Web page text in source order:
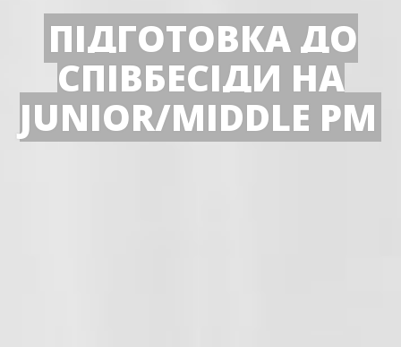
ПІДГОТОВКА ДО
СПІВБЕСІДИ НА
JUNIOR/MIDDLE РМ